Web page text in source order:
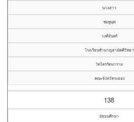
นางสาว
ชมพูนุท
วงศ์จันทร์
โรงเรียนชำนาญสามัคคีวิทยา
วัดไตรรัตนาราม
คณะจังหวัดระยอง
138
มัธยมศึกษา